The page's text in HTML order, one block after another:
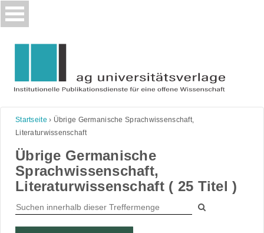
Skip
to
Startseite › Übrige Germanische Sprachwissenschaft,
Literaturwissenschaft
Übrige Germanische
Sprachwissenschaft,
Literaturwissenschaft ( 25 Titel )